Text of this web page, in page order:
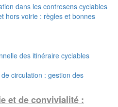
dans les contresens cyclables
hors voirie : règles et bonnes
des itinéraire cyclables
circulation : gestion des
et de convivialité :